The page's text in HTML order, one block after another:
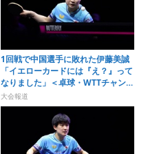
1回戦で中国選手に敗れた伊藤美誠
「イエローカードには『え？』って
なりました」＜卓球・WTTチャンピ
オンズ横浜2026＞
大会報道